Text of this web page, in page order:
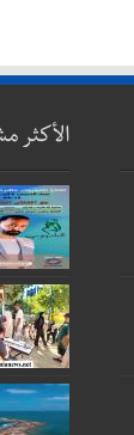
الأكثر